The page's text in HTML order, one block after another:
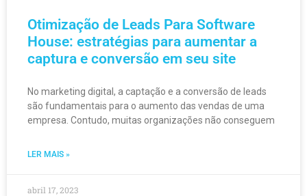
Otimização de Leads Para Software
House: estratégias para aumentar a
captura e conversão em seu site
No marketing digital, a captação e a conversão de leads
são fundamentais para o aumento das vendas de uma
empresa. Contudo, muitas organizações não conseguem
LER MAIS »
abril 17, 2023